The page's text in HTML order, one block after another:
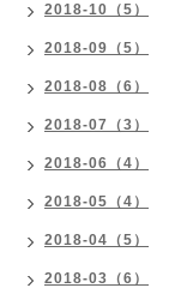
2018-10（5）
2018-09（5）
2018-08（6）
2018-07（3）
2018-06（4）
2018-05（4）
2018-04（5）
2018-03（6）